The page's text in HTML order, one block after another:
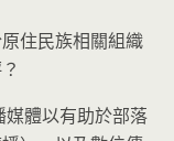
住民族相關組織
體以有助於部落